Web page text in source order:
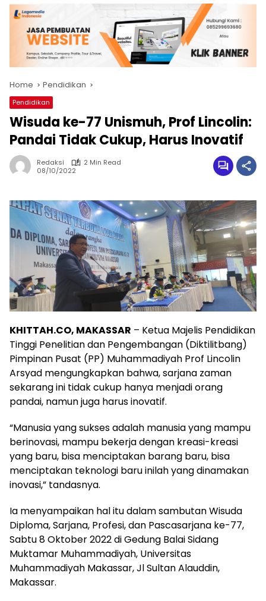
Home Pendidikan
Pendidikan
Wisuda ke-77 Unismuh, Prof Lincolin:
Pandai Tidak Cukup, Harus Inovatif
Redaksi
2 Min Read
08/10/2022
KHITTAH.CO, MAKASSAR – Ketua Majelis Pendidikan
Tinggi Penelitian dan Pengembangan (Diktilitbang)
Pimpinan Pusat (PP) Muhammadiyah Prof Lincolin
Arsyad mengungkapkan bahwa, sarjana zaman
sekarang ini tidak cukup hanya menjadi orang
pandai, namun juga harus inovatif.
“Manusia yang sukses adalah manusia yang mampu
berinovasi, mampu bekerja dengan kreasi-kreasi
yang baru, bisa menciptakan barang baru, bisa
menciptakan teknologi baru inilah yang dinamakan
inovasi,” tandasnya.
Ia menyampaikan hal itu dalam sambutan Wisuda
Diploma, Sarjana, Profesi, dan Pascasarjana ke-77,
Sabtu 8 Oktober 2022 di Gedung Balai Sidang
Muktamar Muhammadiyah, Universitas
Muhammadiyah Makassar, Jl Sultan Alauddin,
Makassar.